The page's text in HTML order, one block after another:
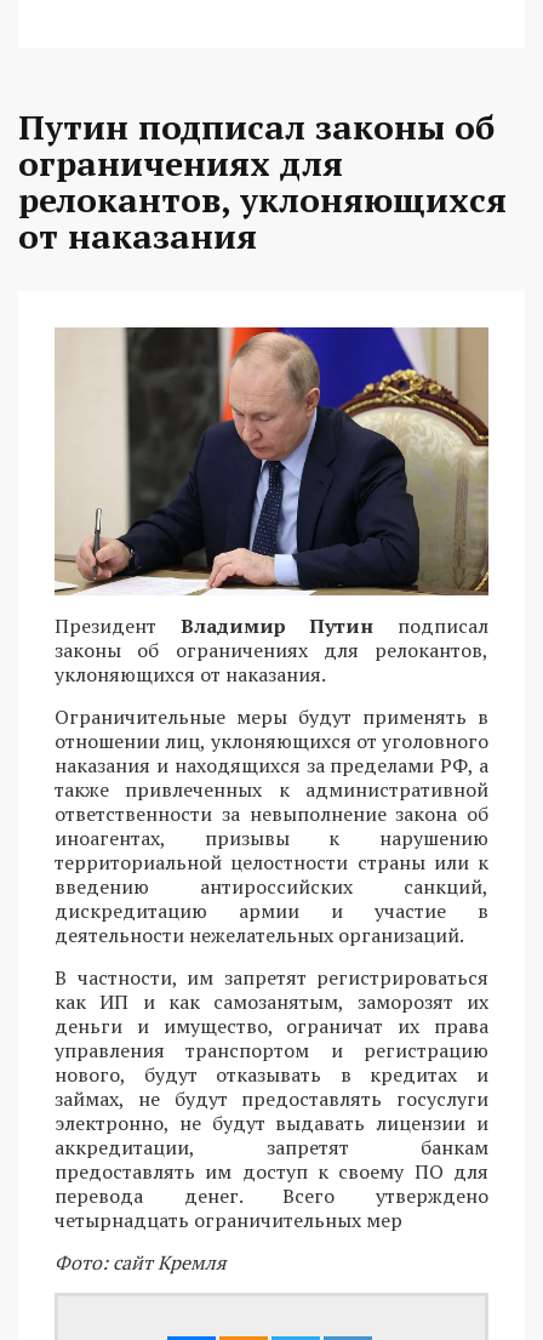
Путин подписал законы об
ограничениях для
релокантов, уклоняющихся
от наказания
Президент Владимир Путин подписал
законы об ограничениях для релокантов,
уклоняющихся от наказания.
Ограничительные меры будут применять в
отношении лиц, уклоняющихся от уголовного
наказания и находящихся за пределами РФ, а
также привлеченных к административной
ответственности за невыполнение закона об
иноагентах, призывы к нарушению
территориальной целостности страны или к
введению антироссийских санкций,
дискредитацию армии и участие в
деятельности нежелательных организаций.
В частности, им запретят регистрироваться
как ИП и как самозанятым, заморозят их
деньги и имущество, ограничат их права
управления транспортом и регистрацию
нового, будут отказывать в кредитах и
займах, не будут предоставлять госуслуги
электронно, не будут выдавать лицензии и
аккредитации, запретят банкам
предоставлять им доступ к своему ПО для
перевода денег. Всего утверждено
четырнадцать ограничительных мер
Фото: сайт Кремля